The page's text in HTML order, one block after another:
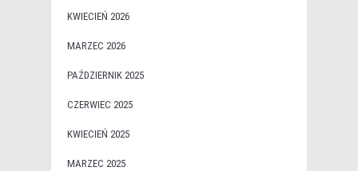
KWIECIEŃ 2026
MARZEC 2026
PAŹDZIERNIK 2025
CZERWIEC 2025
KWIECIEŃ 2025
MARZEC 2025